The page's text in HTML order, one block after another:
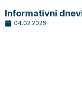
Informativni
04.02.2026